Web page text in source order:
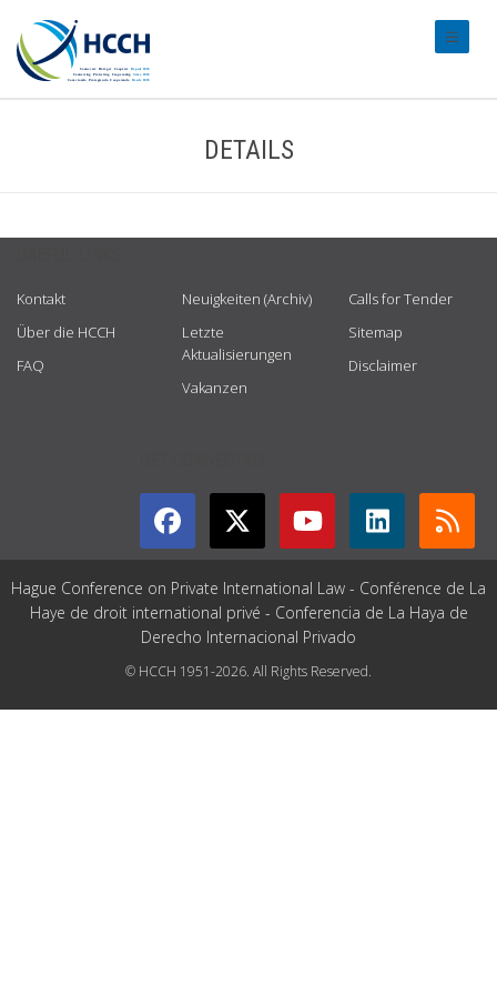
DETAILS
Kontakt
Über die HCCH
FAQ
Neuigkeiten (Archiv)
Letzte
Aktualisierungen
Vakanzen
Calls for Tender
Sitemap
Disclaimer
Hague Conference on Private International Law - Conférence de La
Haye de droit international privé - Conferencia de La Haya de
Derecho Internacional Privado
© HCCH 1951-2026. All Rights Reserved.